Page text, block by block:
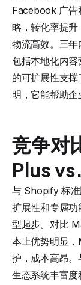
Facebook 广告
略，转化率提
物流高效。三
包括本地化内
的可扩展性支
明，它能帮助企
竞争对
Plus
与 Shopify 标
扩展性和专属
型起步。对比
本上优势明显
护，成本高昂
生态系统丰富